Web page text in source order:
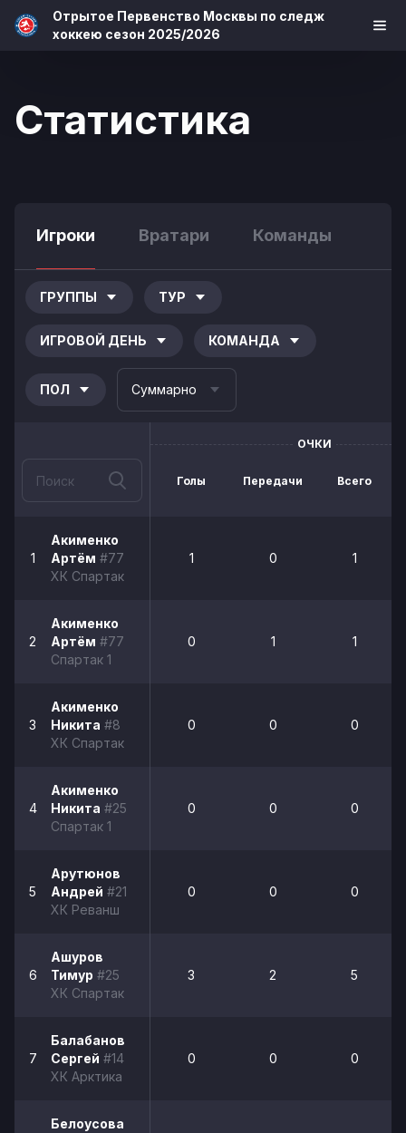
Отрытое Первенство Москвы по следж
хоккею сезон 2025/2026
Статистика
Игроки Вратари Команды
ГРУППЫ ТУР
ИГРОВОЙ ДЕНЬ КОМАНДА
ПОЛ Суммарно
ОЧКИ
Голы Передачи Всего
1
Акименко
Артём #77
ХК Спартак
1 0 1
2
Акименко
Артём #77
Спартак 1
0 1 1
3
Акименко
Никита #8
ХК Спартак
0 0 0
4
Акименко
Никита #25
Спартак 1
0 0 0
5
Арутюнов
Андрей #21
ХК Реванш
0 0 0
6
Ашуров
Тимур #25
ХК Спартак
3 2 5
7
Балабанов
Сергей #14
ХК Арктика
0 0 0
Белоусова